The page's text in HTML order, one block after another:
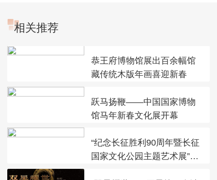
相关推荐
恭王府博物馆展出百余幅馆
藏传统木版年画喜迎新春
跃马扬鞭——中国国家博物
馆马年新春文化展开幕
“纪念长征胜利90周年暨长征
国家文化公园主题艺术展”在